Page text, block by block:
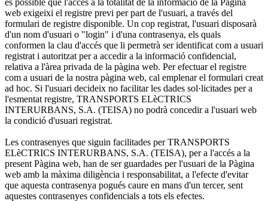
és possible que l'accés a la totalitat de la informació de la Pàgina
web exigeixi el registre previ per part de l'usuari, a través del
formulari de registre disponible. Un cop registrat, l'usuari disposarà
d'un nom d'usuari o "login" i d'una contrasenya, els quals
conformen la clau d'accés que li permetrà ser identificat com a usuari
registrat i autoritzat per a accedir a la informació confidencial,
relativa a l'àrea privada de la pàgina web. Per efectuar el registre
com a usuari de la nostra pàgina web, cal emplenar el formulari creat
ad hoc. Si l'usuari decideix no facilitar les dades sol·licitades per a
l'esmentat registre, TRANSPORTS ELèCTRICS
INTERURBANS, S.A. (TEISA) no podrà concedir a l'usuari web
la condició d'usuari registrat.
Les contrasenyes que siguin facilitades per TRANSPORTS
ELèCTRICS INTERURBANS, S.A. (TEISA), per a l'accés a la
present Pàgina web, han de ser guardades per l'usuari de la Pàgina
web amb la màxima diligència i responsabilitat, a l'efecte d'evitar
que aquesta contrasenya pogués caure en mans d'un tercer, sent
aquestes contrasenyes confidencials a tots els efectes.